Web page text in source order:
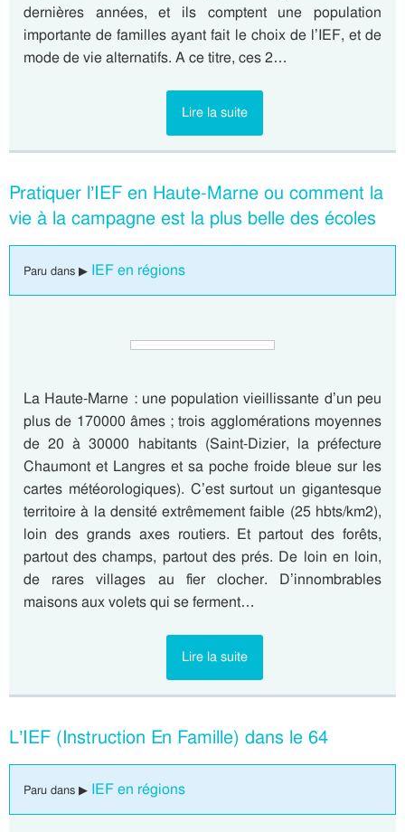
dernières années, et ils comptent une population
importante de familles ayant fait le choix de l’IEF, et de
mode de vie alternatifs. A ce titre, ces 2…
Lire la suite
Pratiquer l’IEF en Haute-Marne ou comment la
vie à la campagne est la plus belle des écoles
Paru dans ▶ IEF en régions
La Haute-Marne : une population vieillissante d’un peu
plus de 170000 âmes ; trois agglomérations moyennes
de 20 à 30000 habitants (Saint-Dizier, la préfecture
Chaumont et Langres et sa poche froide bleue sur les
cartes météorologiques). C’est surtout un gigantesque
territoire à la densité extrêmement faible (25 hbts/km2),
loin des grands axes routiers. Et partout des forêts,
partout des champs, partout des prés. De loin en loin,
de rares villages au fier clocher. D’innombrables
maisons aux volets qui se ferment…
Lire la suite
L’IEF (Instruction En Famille) dans le 64
Paru dans ▶ IEF en régions